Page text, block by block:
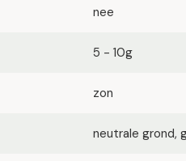
nee
5 - 10g
zon
neutrale grond,